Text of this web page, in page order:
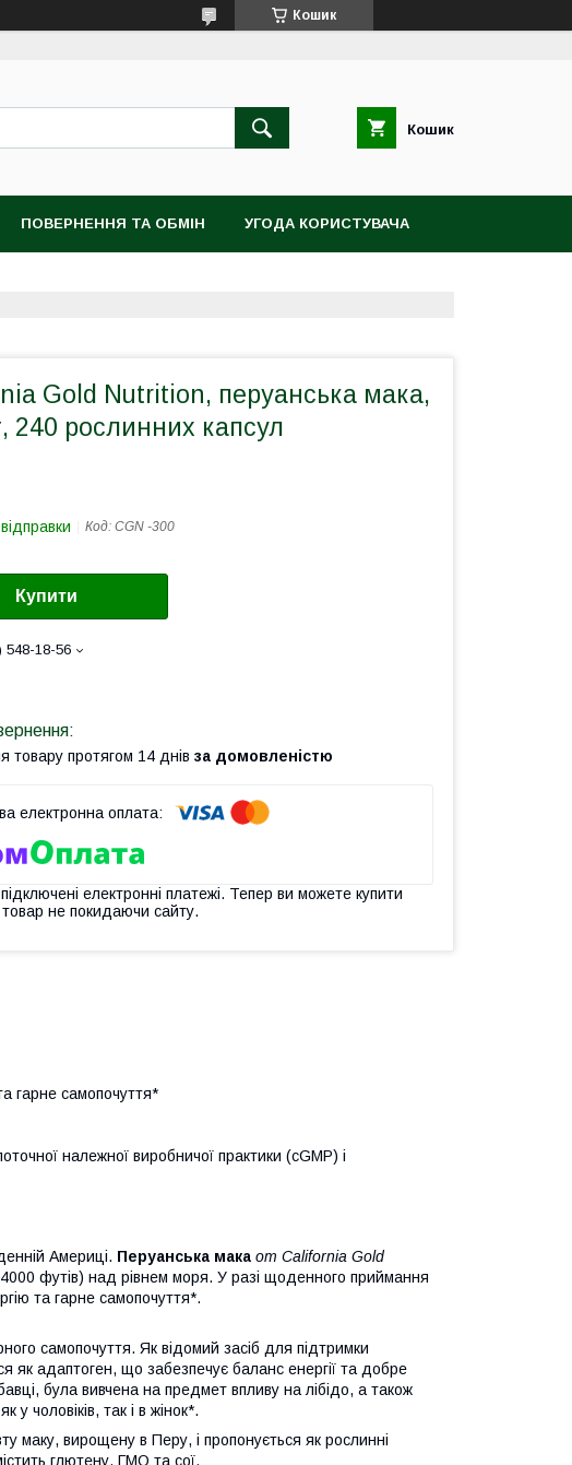
Кошик
Кошик
ПОВЕРНЕННЯ ТА ОБМІН УГОДА КОРИСТУВАЧА
Gold Nutrition, перуанська мака,
240 рослинних капсул
Код: CGN -300
Купити
548-18-56
товару протягом 14 днів за домовленістю
підключені електронні платежі. Тепер ви можете купити
не покидаючи сайту.
гарне самопочуття*
належної виробничої практики (cGMP) і
Америці. Перуанська мака от California Gold
футів) над рівнем моря. У разі щоденного приймання
та гарне самопочуття*.
самопочуття. Як відомий засіб для підтримки
як адаптоген, що забезпечує баланс енергії та добре
була вивчена на предмет впливу на лібідо, а також
чоловіків, так і в жінок*.
маку, вирощену в Перу, і пропонується як рослинні
глютену, ГМО та сої.